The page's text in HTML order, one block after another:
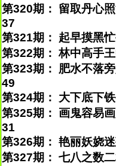
第320期： 留取丹心
37
第321期： 起早摸黑
第322期： 林中高手
第323期： 肥水不落
49
第324期： 大下底下
第325期： 画鬼容易
31
第326期： 艳丽妖娆
第327期： 七八之数